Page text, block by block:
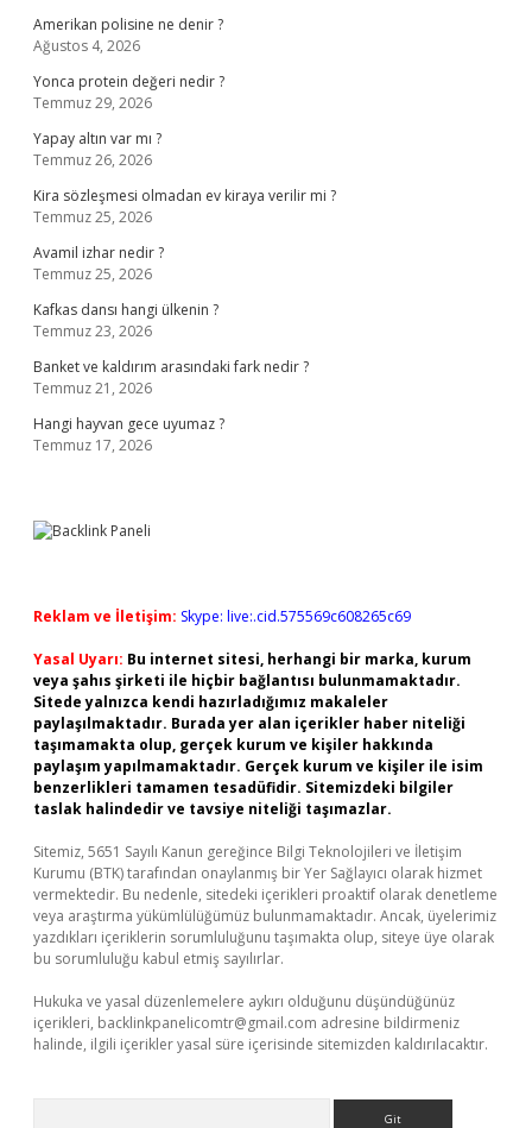
Amerikan polisine ne denir ?
Ağustos 4, 2026
Yonca protein değeri nedir ?
Temmuz 29, 2026
Yapay altın var mı ?
Temmuz 26, 2026
Kira sözleşmesi olmadan ev kiraya verilir mi ?
Temmuz 25, 2026
Avamil izhar nedir ?
Temmuz 25, 2026
Kafkas dansı hangi ülkenin ?
Temmuz 23, 2026
Banket ve kaldırım arasındaki fark nedir ?
Temmuz 21, 2026
Hangi hayvan gece uyumaz ?
Temmuz 17, 2026
Reklam ve İletişim: Skype: live:.cid.575569c608265c69
Yasal Uyarı: Bu internet sitesi, herhangi bir marka, kurum
veya şahıs şirketi ile hiçbir bağlantısı bulunmamaktadır.
Sitede yalnızca kendi hazırladığımız makaleler
paylaşılmaktadır. Burada yer alan içerikler haber niteliği
taşımamakta olup, gerçek kurum ve kişiler hakkında
paylaşım yapılmamaktadır. Gerçek kurum ve kişiler ile isim
benzerlikleri tamamen tesadüfidir. Sitemizdeki bilgiler
taslak halindedir ve tavsiye niteliği taşımazlar.
Sitemiz, 5651 Sayılı Kanun gereğince Bilgi Teknolojileri ve İletişim
Kurumu (BTK) tarafından onaylanmış bir Yer Sağlayıcı olarak hizmet
vermektedir. Bu nedenle, sitedeki içerikleri proaktif olarak denetleme
veya araştırma yükümlülüğümüz bulunmamaktadır. Ancak, üyelerimiz
yazdıkları içeriklerin sorumluluğunu taşımakta olup, siteye üye olarak
bu sorumluluğu kabul etmiş sayılırlar.
Hukuka ve yasal düzenlemelere aykırı olduğunu düşündüğünüz
içerikleri, backlinkpanelicomtr@gmail.com adresine bildirmeniz
halinde, ilgili içerikler yasal süre içerisinde sitemizden kaldırılacaktır.